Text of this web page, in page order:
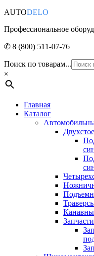
AUTODELO
Профессиональное
✆ 8 (800) 511-07-76
Поиск по товарам...
×
Главная
Каталог